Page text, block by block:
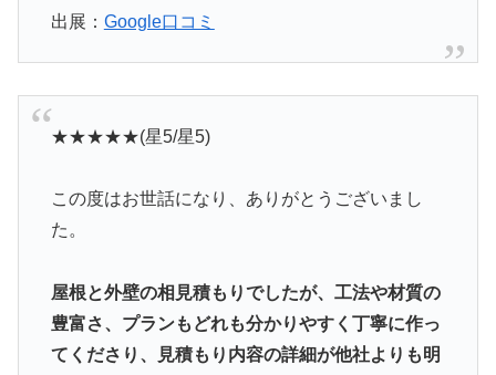
出展： Google口コミ
★★★★★(星5/星5)
この度はお世話になり、ありがとうございまし
た。
屋根と外壁の相見積もりでしたが、工法や材質の
豊富さ、プランもどれも分かりやすく丁寧に作っ
てくださり、見積もり内容の詳細が他社よりも明